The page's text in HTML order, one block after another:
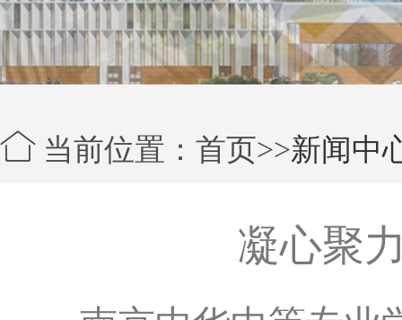
当前位置：首页>>新闻中
凝心聚